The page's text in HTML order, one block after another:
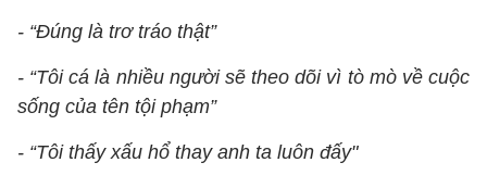
- “Đúng là trơ tráo thật”
- “Tôi cá là nhiều người sẽ theo dõi vì tò mò về cuộc
sống của tên tội phạm”
- “Tôi thấy xấu hổ thay anh ta luôn đấy"